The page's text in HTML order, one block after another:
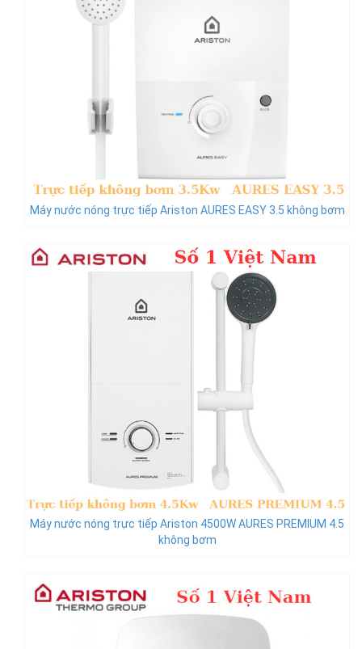
Máy nước nóng trực tiếp Ariston AURES EASY 3.5 không bơm
Máy nước nóng trực tiếp Ariston 4500W AURES PREMIUM 4.5
không bơm